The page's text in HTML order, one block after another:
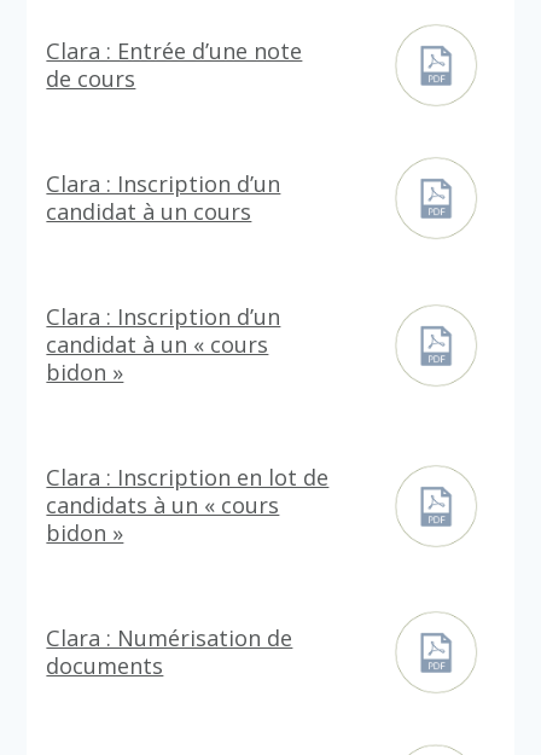
Clara : Entrée d’une note
de cours
Clara : Inscription d’un
candidat à un cours
Clara : Inscription d’un
candidat à un « cours
bidon »
Clara : Inscription en lot de
candidats à un « cours
bidon »
Clara : Numérisation de
documents